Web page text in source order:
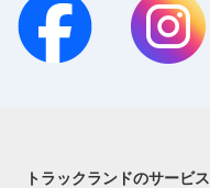
トラックランドのサービス